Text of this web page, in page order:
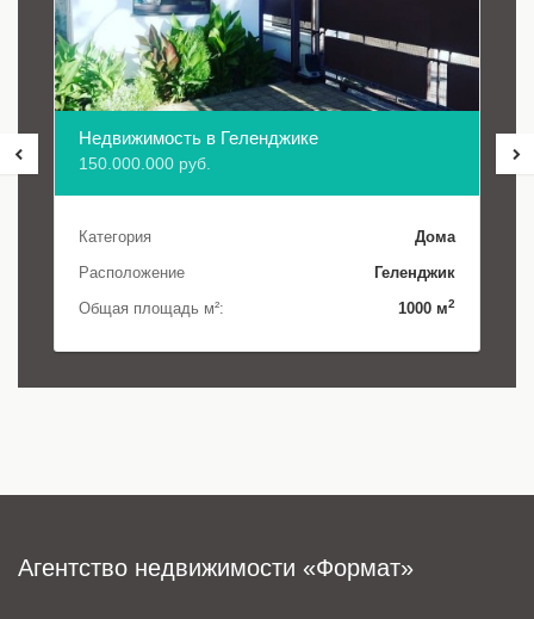
Недвижимость в Геленджике
150.000.000 руб.
Категория
Дома
Расположение
Геленджик
Общая площадь м²:
1000 м2
Агентство недвижимости «Формат»